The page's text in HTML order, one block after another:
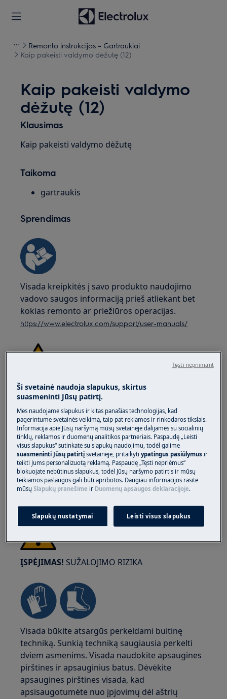
Remonto instrukcijos – Gartraukiai
Kaip pakeisti valdymo dėžutę (12)
Kaip pakeisti valdymo
dėžutę (12)
Klausimas
Kaip pakeisti valdymo dėžutę
Taikoma
gartraukis
Sprendimas
Visada kreipkitės į savo produkto naudojimo
vadovo saugos informaciją prieš atliekant bet
kokias remonto ar priežiūros operacijas.
https://www.electrolux.com/support/user-manuals/
ĮSPĖJIMAS!ELEKTROS SMŪGIO PAVOJUS
Prieš atliekant bet kokį remonto ar priežiūros
darbą, išjunkite prietaisą ir atjunkite maitinimo
kištuką nuo rozetės.
ĮSPĖJIMAS! SUŽALOJIMO RIZIKA
Visada būkite atsargūs perkeldami buitinę
techniką. Sunkią techniką saugiausia perkelti
dviem asmenims. Visada naudokite apsaugines
pirštines ir apsauginius batus. Dėvėkite
apsaugines pirštines visada, kad
apsisaugotumėte nuo įpjovimų dėl aštrių
Ši svetainė naudoja slapukus, skirtus
suasmeninti Jūsų patirtį.
Mes naudojame slapukus ir kitas panašias technologijas, kad
pagerintume svetainės veikimą, taip pat reklamos ir rinkodaros tikslais.
Informacija apie Jūsų naršymą mūsų svetainėje dalijamės su socialinių
tinklų, reklamos ir duomenų analitikos partneriais. Paspaudę „Leisti
visus slapukus“ sutinkate su slapukų naudojimu, todėl galime
suasmeninti Jūsų patirtįsvetainėje, pritaikytiypatingus pasiūlymus ir
teikti Jums personalizuotą reklamą. Paspaudę „Tęsti nepriėmus“
blokuojate nebūtinus slapukus, todėl Jūsų naršymo patirtis ir mūsų
teikiamos paslaugos gali būti apribotos. Daugiau informacijos rasite
mūsųSlapukų pranešime ir Duomenų apsaugos deklaracijoje.
Slapukų nustatymai Leisti visus slapukus
Tęsti nepriimant